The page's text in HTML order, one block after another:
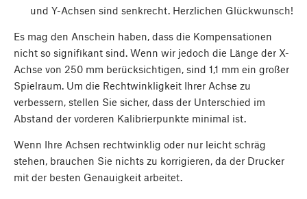
und Y-Achsen sind senkrecht. Herzlichen Glückwunsch!
Es mag den Anschein haben, dass die Kompensationen
nicht so signifikant sind. Wenn wir jedoch die Länge der X-
Achse von 250 mm berücksichtigen, sind 1,1 mm ein großer
Spielraum. Um die Rechtwinkligkeit Ihrer Achse zu
verbessern, stellen Sie sicher, dass der Unterschied im
Abstand der vorderen Kalibrierpunkte minimal ist.
Wenn Ihre Achsen rechtwinklig oder nur leicht schräg
stehen, brauchen Sie nichts zu korrigieren, da der Drucker
mit der besten Genauigkeit arbeitet.